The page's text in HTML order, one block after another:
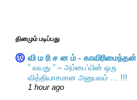
தினமும் படிப்பது
வி ம ரி ச ன ம் - காவிரிமைந்தன்
” வயது ” – அம்பை’யின் ஒரு
வித்தியாசமான அனுபவம் … !!!
1 hour ago